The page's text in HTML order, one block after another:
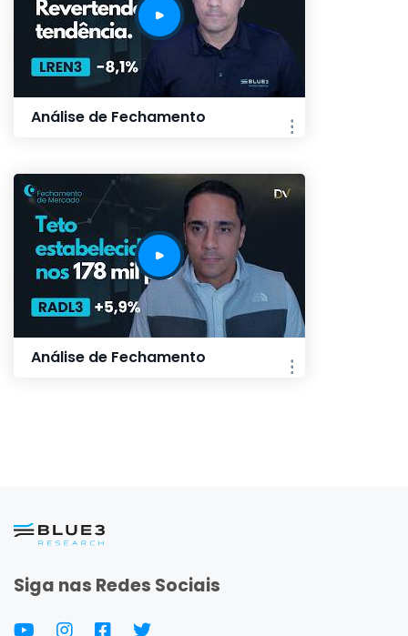
Análise de Fechamento
Análise de Fechamento
Siga nas Redes Sociais